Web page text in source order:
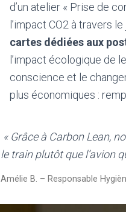
d’un atelier « Prise de
l’impact CO2 à travers
cartes dédiées aux
l’impact écologique de
conscience et le
plus économiques :
« Grâce à Carbon Lean,
le train plutôt que l’avion
Amélie B. – Responsable